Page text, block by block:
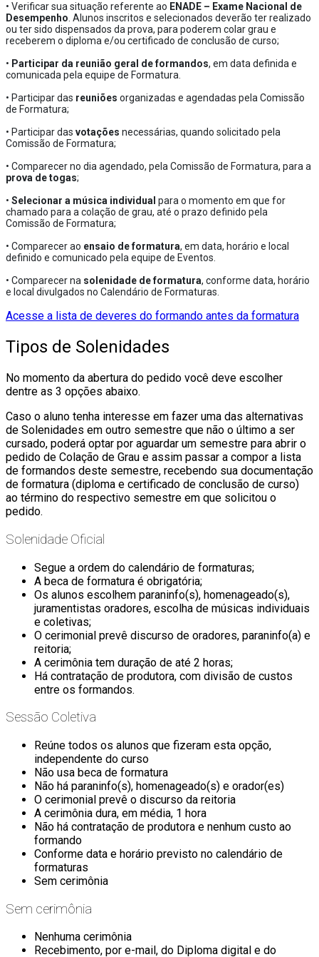
• Verificar sua situação referente ao ENADE – Exame Nacional de
Desempenho. Alunos inscritos e selecionados deverão ter realizado
ou ter sido dispensados da prova, para poderem colar grau e
receberem o diploma e/ou certificado de conclusão de curso;
• Participar da reunião geral de formandos, em data definida e
comunicada pela equipe de Formatura.
• Participar das reuniões organizadas e agendadas pela Comissão
de Formatura;
• Participar das votações necessárias, quando solicitado pela
Comissão de Formatura;
• Comparecer no dia agendado, pela Comissão de Formatura, para a
prova de togas;
• Selecionar a música individual para o momento em que for
chamado para a colação de grau, até o prazo definido pela
Comissão de Formatura;
• Comparecer ao ensaio de formatura, em data, horário e local
definido e comunicado pela equipe de Eventos.
• Comparecer na solenidade de formatura, conforme data, horário
e local divulgados no Calendário de Formaturas.
Acesse a lista de deveres do formando antes da formatura
Tipos de Solenidades
No momento da abertura do pedido você deve escolher
dentre as 3 opções abaixo.
Caso o aluno tenha interesse em fazer uma das alternativas
de Solenidades em outro semestre que não o último a ser
cursado, poderá optar por aguardar um semestre para abrir o
pedido de Colação de Grau e assim passar a compor a lista
de formandos deste semestre, recebendo sua documentação
de formatura (diploma e certificado de conclusão de curso)
ao término do respectivo semestre em que solicitou o
pedido.
Solenidade Oficial
Segue a ordem do calendário de formaturas;
A beca de formatura é obrigatória;
Os alunos escolhem paraninfo(s), homenageado(s),
juramentistas oradores, escolha de músicas individuais
e coletivas;
O cerimonial prevê discurso de oradores, paraninfo(a) e
reitoria;
A cerimônia tem duração de até 2 horas;
Há contratação de produtora, com divisão de custos
entre os formandos.
Sessão Coletiva
Reúne todos os alunos que fizeram esta opção,
independente do curso
Não usa beca de formatura
Não há paraninfo(s), homenageado(s) e orador(es)
O cerimonial prevê o discurso da reitoria
A cerimônia dura, em média, 1 hora
Não há contratação de produtora e nenhum custo ao
formando
Conforme data e horário previsto no calendário de
formaturas
Sem cerimônia
Sem cerimônia
Nenhuma cerimônia
Recebimento, por e-mail, do Diploma digital e do